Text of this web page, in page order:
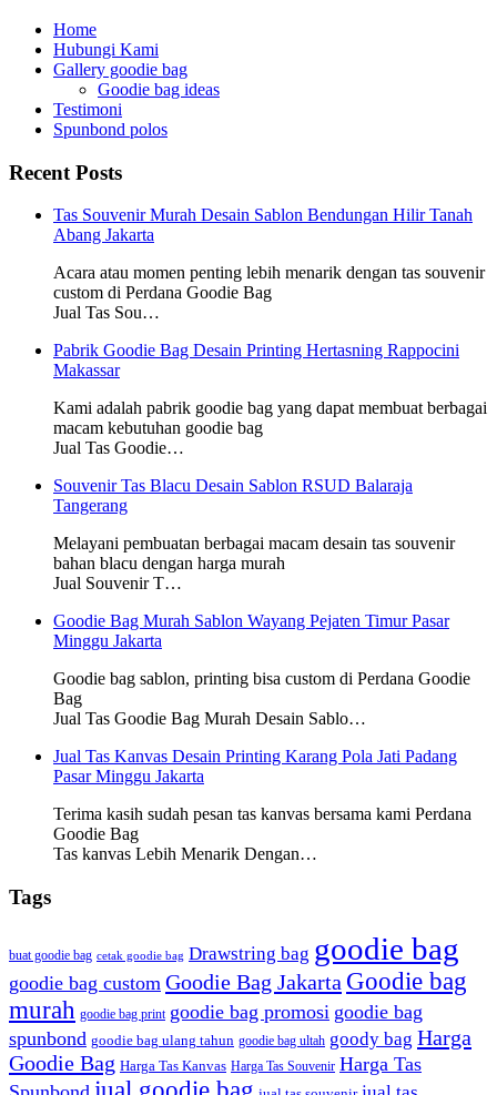
Home
Hubungi Kami
Gallery goodie bag
Goodie bag ideas
Testimoni
Spunbond polos
Recent Posts
Tas Souvenir Murah Desain Sablon Bendungan Hilir Tanah
Abang Jakarta
Acara atau momen penting lebih menarik dengan tas souvenir
custom di Perdana Goodie Bag
Jual Tas Sou…
Pabrik Goodie Bag Desain Printing Hertasning Rappocini
Makassar
Kami adalah pabrik goodie bag yang dapat membuat berbagai
macam kebutuhan goodie bag
Jual Tas Goodie…
Souvenir Tas Blacu Desain Sablon RSUD Balaraja
Tangerang
Melayani pembuatan berbagai macam desain tas souvenir
bahan blacu dengan harga murah
Jual Souvenir T…
Goodie Bag Murah Sablon Wayang Pejaten Timur Pasar
Minggu Jakarta
Goodie bag sablon, printing bisa custom di Perdana Goodie
Bag
Jual Tas Goodie Bag Murah Desain Sablo…
Jual Tas Kanvas Desain Printing Karang Pola Jati Padang
Pasar Minggu Jakarta
Terima kasih sudah pesan tas kanvas bersama kami Perdana
Goodie Bag
Tas kanvas Lebih Menarik Dengan…
Tags
buat goodie bag cetak goodie bag Drawstring bag goodie bag
goodie bag custom Goodie Bag Jakarta Goodie bag
murah goodie bag print goodie bag promosi goodie bag
spunbond goodie bag ulang tahun goodie bag ultah goody bag Harga
Goodie Bag Harga Tas Kanvas Harga Tas Souvenir Harga Tas